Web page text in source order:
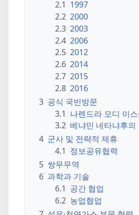
2.1 1997
2.2 2000
2.3 2003
2.4 2006
2.5 2012
2.6 2014
2.7 2015
2.8 2016
3 공식 국빈방문
3.1 나렌드라 모디 이
3.2 베냐민 네타냐후
4 군사 및 전략적 제휴
4.1 정보공유협력
5 쌍무무역
6 과학과 기술
6.1 공간 협업
6.2 농업협업